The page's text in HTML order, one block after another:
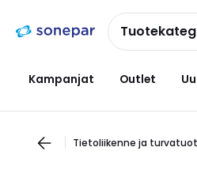
navigointiinsisältöön
Kampanjat Outlet
Tietoliikenne ja